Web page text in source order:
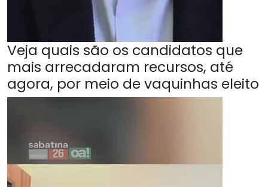
Veja quais são os candidatos que
mais arrecadaram recursos, até
agora, por meio de vaquinhas eleito